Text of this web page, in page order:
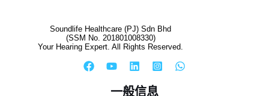
Soundlife Healthcare (PJ) Sdn Bhd
(SSM No. 201801008330)
Your Hearing Expert. All Rights Reserved.
一般信息